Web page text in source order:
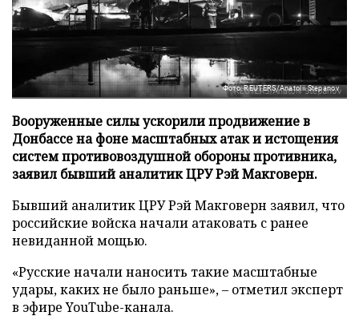
Фото: REUTERS/Anatolii Stepanov
Вооруженные силы ускорили продвижение в
Донбассе на фоне масштабных атак и истощения
систем противовоздушной обороны противника,
заявил бывший аналитик ЦРУ Рэй Макговерн.
Бывший аналитик ЦРУ Рэй Макговерн заявил, что
российские войска начали атаковать с ранее
невиданной мощью.
«Русские начали наносить такие масштабные
удары, каких не было раньше», – отметил эксперт
в эфире YouTube-канала.